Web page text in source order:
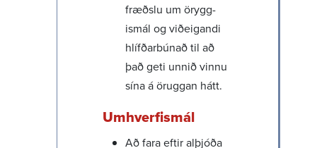
fræðslu um örygg­
ismál og viðeig­andi
hlífð­ar­búnað til að
það geti unnið vinnu
sína á öruggan hátt.
Umhverf­ismál
Að fara eftir alþjóða